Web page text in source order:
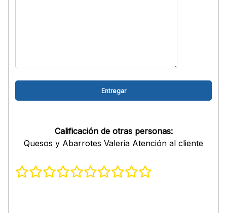
Calificación de otras personas:
Quesos y Abarrotes Valeria Atención al cliente